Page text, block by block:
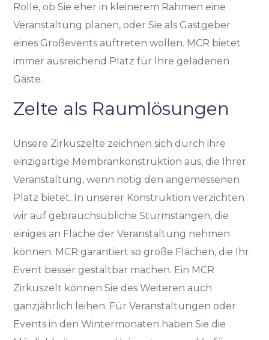
Rolle, ob Sie eher in kleinerem Rahmen eine
Veranstaltung planen, oder Sie als Gastgeber
eines Großevents auftreten wollen. MCR bietet
immer ausreichend Platz für Ihre geladenen
Gäste.
Zelte als Raumlösungen
Unsere Zirkuszelte zeichnen sich durch ihre
einzigartige Membrankonstruktion aus, die Ihrer
Veranstaltung, wenn nötig den angemessenen
Platz bietet. In unserer Konstruktion verzichten
wir auf gebrauchsübliche Sturmstangen, die
einiges an Fläche der Veranstaltung nehmen
können. MCR garantiert so große Flächen, die Ihr
Event besser gestaltbar machen. Ein MCR
Zirkuszelt können Sie des Weiteren auch
ganzjährlich leihen. Für Veranstaltungen oder
Events in den Wintermonaten haben Sie die